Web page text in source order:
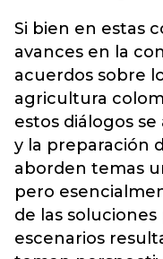
Si bien en estas
avances en la
acuerdos sobre
agricultura
estos diálogos
y la preparación
aborden temas
pero
de las
escenarios